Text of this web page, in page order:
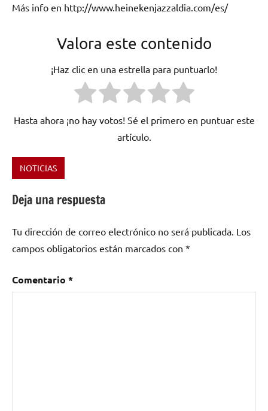
Más info en http://www.heinekenjazzaldia.com/es/
Valora este contenido
¡Haz clic en una estrella para puntuarlo!
Hasta ahora ¡no hay votos! Sé el primero en puntuar este
artículo.
Etiquetado
Benny
Donostia,
Gregory
Heineken
NOTICIAS
Deja una respuesta
Tu dirección de correo electrónico no será publicada. Los
campos obligatorios están marcados con *
Comentario *